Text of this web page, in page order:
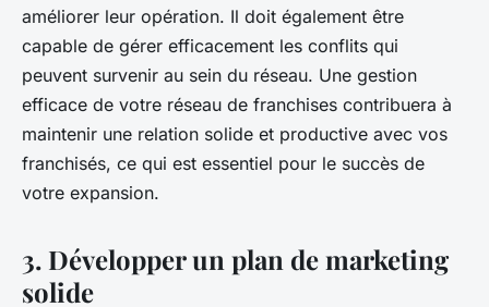
améliorer leur opération. Il doit également être
capable de gérer efficacement les conflits qui
peuvent survenir au sein du réseau. Une gestion
efficace de votre réseau de franchises contribuera à
maintenir une relation solide et productive avec vos
franchisés, ce qui est essentiel pour le succès de
votre expansion.
3. Développer un plan de marketing
solide